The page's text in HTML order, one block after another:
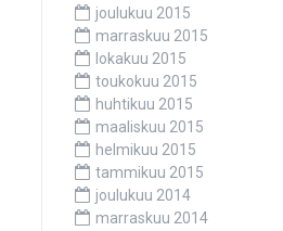
joulukuu 2015
marraskuu 2015
lokakuu 2015
toukokuu 2015
huhtikuu 2015
maaliskuu 2015
helmikuu 2015
tammikuu 2015
joulukuu 2014
marraskuu 2014